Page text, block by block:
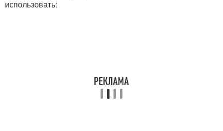
использовать: